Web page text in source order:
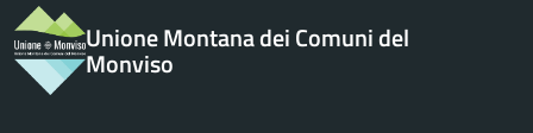
Unione Montana dei Comuni del
Monviso